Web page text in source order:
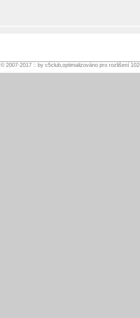
© 2007-2017 :: by c5club,optimalizováno pro rozlišení